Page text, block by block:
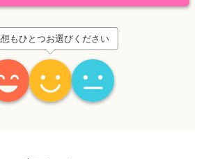
もひとつお選びください